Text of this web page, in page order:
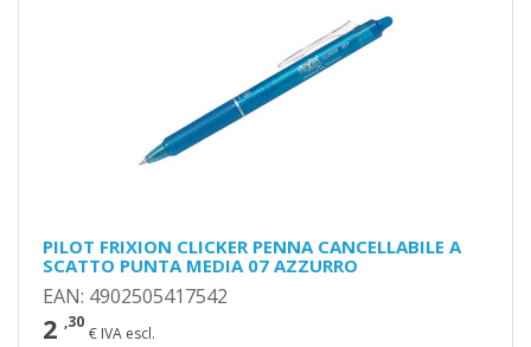
PILOT FRIXION CLICKER PENNA CANCELLABILE A
SCATTO PUNTA MEDIA 07 AZZURRO
EAN: 4902505417542
2 ,30
€ IVA escl.